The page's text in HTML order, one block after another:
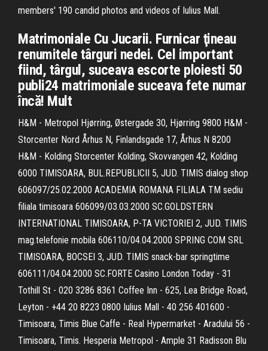
members' 190 candid photos and videos of Iulius Mall.
Matrimoniale Cu Jucarii. Furnicar ţineau
renumitele târguri nedei. Cel important
fiind, târgul, suceava escorte ploiesti 50
publi24 matrimoniale suceava fete numar
încă! Mult
H&M - Metropol Hjørring, Østergade 30, Hjørring 9800 H&M -
Storcenter Nord Århus N, Finlandsgade 17, Århus N 8200
H&M - Kolding Storcenter Kolding, Skovvangen 42, Kolding
6000 TIMISOARA, BUL.REPUBLICII 5, JUD. TIMIS dialog shop
606097/25.02.2000 ACADEMIA ROMANA FILIALA TM sediu
filiala timisoara 606099/03.03.2000 SC.GOLDSTERN
INTERNATIONAL TIMISOARA, P-TA VICTORIEI 2, JUD. TIMIS
mag.telefonie mobila 606110/04.04.2000 SPRING COM SRL
TIMISOARA, BOCSEI 3, JUD. TIMIS snack-bar springtime
606111/04.04.2000 SC.FORTE Casino London Today - 31
Tothill St - 020 3286 8361 Coffee Inn - 625, Lea Bridge Road,
Leyton - +44 20 8223 0800 Iulius Mall - 40 256 401600 -
Timisoara, Timis Blue Caffe - Real Hypermarket - Aradului 56 -
Timisoara, Timis. Hesperia Metropol - Ample 31 Radisson Blu